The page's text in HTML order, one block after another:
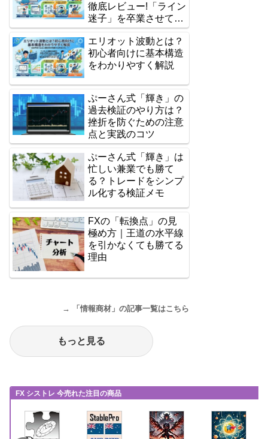
徹底レビュー!「ライン
迷子」を卒業させてく
れる裁量補助ツール
か？
エリオット波動とは？
初心者向けに基本構造
をわかりやすく解説
ぷーさん式「輝き」の
過去検証のやり方は？
挫折を防ぐための注意
点と実践のコツ
ぷーさん式「輝き」は
忙しい兼業でも勝て
る？トレードをシンプ
ル化する検証メモ
FXの「転換点」の見
極め方｜王道の水平線
を引かなくても勝てる
理由
→ 「情報商材」の記事一覧はこちら
もっと見る